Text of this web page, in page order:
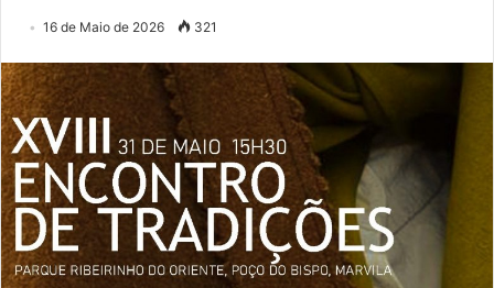
16 de Maio de 2026 321